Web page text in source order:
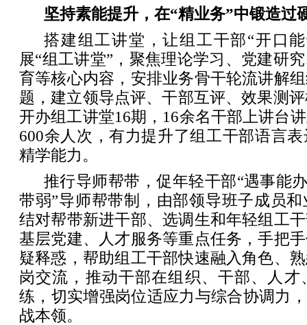
坚持素能提升，在“精业务”中锻造过
搭建组工讲堂，让组工干部“开口
展“组工讲堂”，聚焦理论学习、党建研
育等核心内容，安排业务骨干轮流讲解
题，建立领导点评、干部互评、效果测
开办组工讲堂16期，16余名干部上讲台
600余人次，有力提升了组工干部语言
精学能力。
推行导师帮带，促年轻干部“遇事能
带弱”导师帮带制，由部领导班子成员
结对帮带新进干部、选调生和年轻组工
基层党建、人才服务等重点任务，手把
疑释惑，帮助组工干部快速融入角色、
岗交流，推动干部在组织、干部、人才
练，切实增强岗位适应力与综合协调力
战本领。